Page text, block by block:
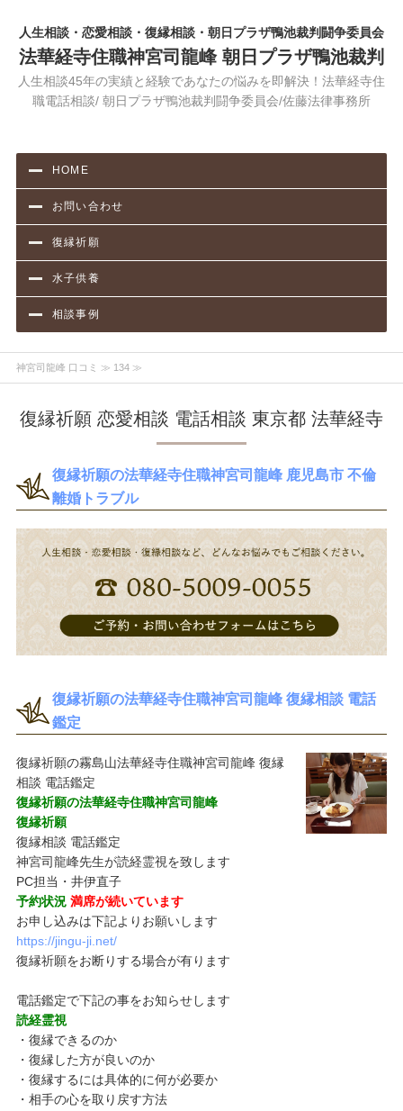
人生相談・恋愛相談・復縁相談・朝日プラザ鴨池裁判闘争委員会
法華経寺住職神宮司龍峰 朝日プラザ鴨池裁判
人生相談45年の実績と経験であなたの悩みを即解決！法華経寺住
職電話相談/ 朝日プラザ鴨池裁判闘争委員会/佐藤法律事務所
HOME
お問い合わせ
復縁祈願
水子供養
相談事例
神宮司龍峰 口コミ ≫ 134 ≫
復縁祈願 恋愛相談 電話相談 東京都 法華経寺
復縁祈願の法華経寺住職神宮司龍峰 鹿児島市 不倫
離婚トラブル
復縁祈願の法華経寺住職神宮司龍峰 復縁相談 電話
鑑定
復縁祈願の霧島山法華経寺住職神宮司龍峰 復縁
相談 電話鑑定
復縁祈願の法華経寺住職神宮司龍峰
復縁祈願
復縁相談 電話鑑定
神宮司龍峰先生が読経霊視を致します
PC担当・井伊直子
予約状況 満席が続いています
お申し込みは下記よりお願いします
https://jingu-ji.net/
復縁祈願をお断りする場合が有ります
電話鑑定で下記の事をお知らせします
読経霊視
・復縁できるのか
・復縁した方が良いのか
・復縁するには具体的に何が必要か
・相手の心を取り戻す方法